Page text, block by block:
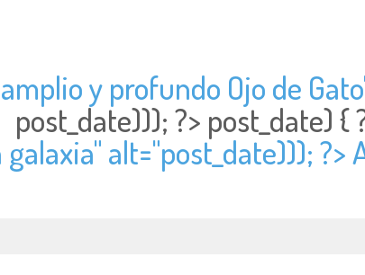
y profundo Ojo de
post_date))); ?> post_date) {
alt="post_date))); ?>